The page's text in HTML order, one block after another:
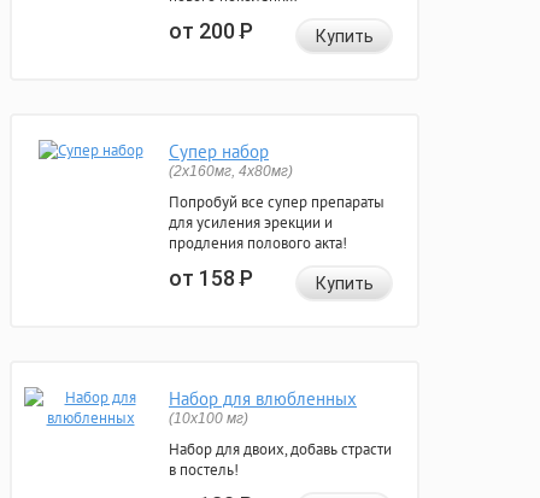
от 200Р Купить
Супер набор
(2х160мг, 4х80мг)
Попробуй все супер препараты
для усиления эрекции и
продления полового акта!
от 158Р Купить
Набор для влюбленных
(10х100 мг)
Набор для двоих, добавь страсти
в постель!